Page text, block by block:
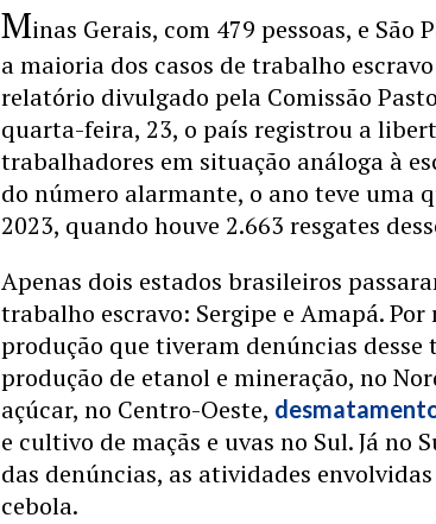
Minas Gerais, com 479 pessoas, e São
a maioria dos casos de trabalho
relatório divulgado pela Comissão
quarta-feira, 23, o país registrou a
trabalhadores em situação análoga à
do número alarmante, o ano teve uma
2023, quando houve 2.663 resgates
Apenas dois estados brasileiros
trabalho escravo: Sergipe e Amapá. Por
produção que tiveram denúncias
produção de etanol e mineração, no
açúcar, no Centro-Oeste,
e cultivo de maçãs e uvas no Sul. Já no
das denúncias, as atividades
cebola.